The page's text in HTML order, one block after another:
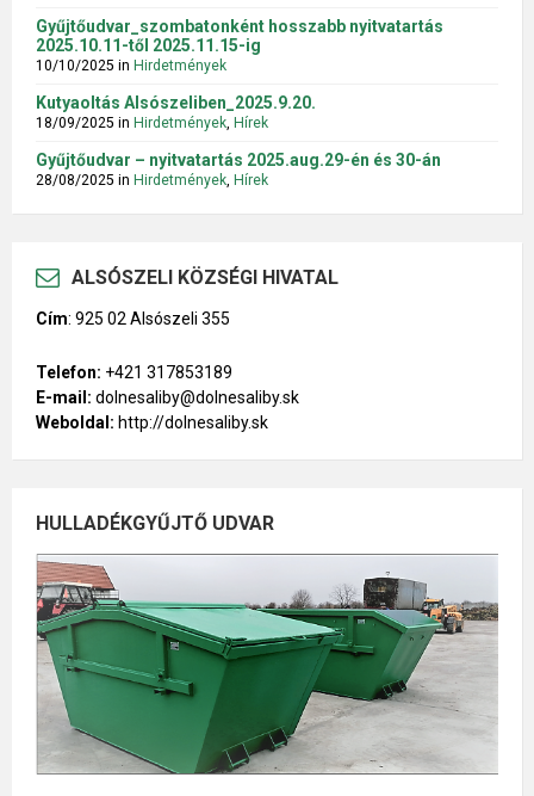
Gyűjtőudvar_szombatonként hosszabb nyitvatartás
2025.10.11-től 2025.11.15-ig
10/10/2025 in Hirdetmények
Kutyaoltás Alsószeliben_2025.9.20.
18/09/2025 in Hirdetmények, Hírek
Gyűjtőudvar – nyitvatartás 2025.aug.29-én és 30-án
28/08/2025 in Hirdetmények, Hírek
ALSÓSZELI KÖZSÉGI HIVATAL
Cím: 925 02 Alsószeli 355
Telefon: +421 317853189
E-mail: dolnesaliby@dolnesaliby.sk
Weboldal: http://dolnesaliby.sk
HULLADÉKGYŰJTŐ UDVAR